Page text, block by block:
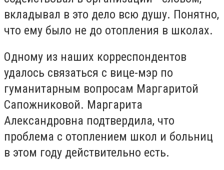
вкладывал в это дело всю душу. Понятно,
что ему было не до отопления в школах.
Одному из наших корреспондентов
удалось связаться с вице-мэр по
гуманитарным вопросам Маргаритой
Сапожниковой. Маргарита
Александровна подтвердила, что
проблема с отоплением школ и больниц
в этом году действительно есть.